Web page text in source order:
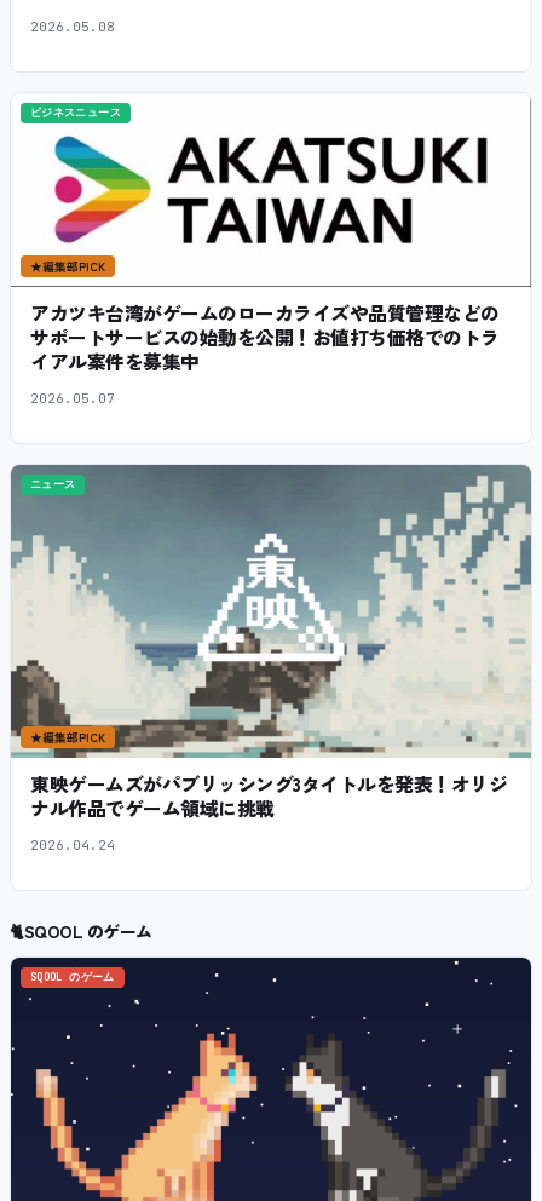
2026.05.08
ビジネスニュース
★編集部PICK
アカツキ台湾がゲームのローカライズや品質管理などの
サポートサービスの始動を公開！お値打ち価格でのトラ
イアル案件を募集中
2026.05.07
ニュース
★編集部PICK
東映ゲームズがパブリッシング3タイトルを発表！オリジ
ナル作品でゲーム領域に挑戦
2026.04.24
🐈SQOOL のゲーム
SQOOL のゲーム